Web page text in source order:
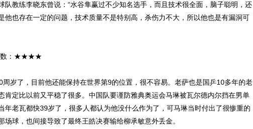
队教练李晓东曾说：“水谷隼赢过不少知名选手，而且技术很全面，脑子聪明，还
他也存在一定的问题，技术质量不是特别高，杀伤力不大，所以他也是有漏洞可
数：★★★★
了，目前他还能保持在世界第9的位置，很不容易。老萨也是国乒10多年的老
肯定比以前又平稳了很多。中国队要谨防雅典奥运会马琳被瓦尔德内尔挡在男单
年老瓦都快39岁了，很多人都认为他没什么作为了，可马琳当时付出了很惨重的
场球，也间接导致了最终王皓决赛输给柳承敏意外丢金。动物系恋人啊 | 钟欣潼体验爱情哲学